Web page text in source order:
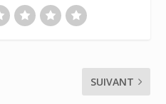
SUIVANT